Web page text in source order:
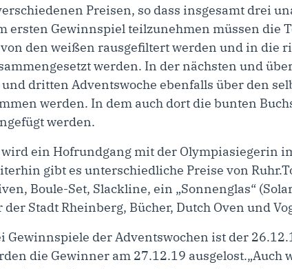
Preisen, so dass insgesamt drei
ersten Gewinnspiel teilzunehmen müssen die
den weißen rausgefiltert werden und in die
werden. In der nächsten und
dritten Adventswoche ebenfalls über den
werden. In dem auch dort die bunten
werden.
ein Hofrundgang mit der Olympiasiegerin
gibt es unterschiedliche Preise von
Boule-Set, Slackline, ein „Sonnenglas“
Stadt Rheinberg, Bücher, Dutch Oven und
Gewinnspiele der Adventswochen ist der
die Gewinner am 27.12.19 ausgelost.„Auch